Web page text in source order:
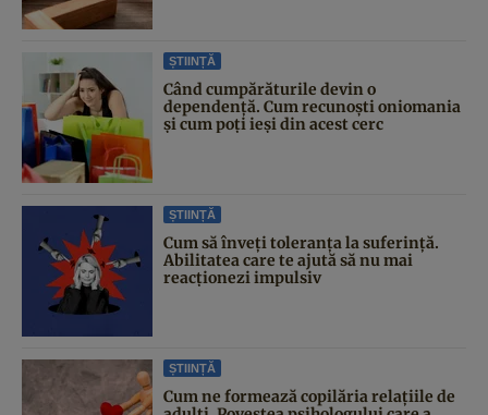
ȘTIINȚĂ
Când cumpărăturile devin o
dependență. Cum recunoști oniomania
și cum poți ieși din acest cerc
ȘTIINȚĂ
Cum să înveți toleranța la suferință.
Abilitatea care te ajută să nu mai
reacționezi impulsiv
ȘTIINȚĂ
Cum ne formează copilăria relațiile de